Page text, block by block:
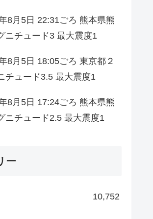
8月5日 22:31ごろ 熊本県熊
ニチュード3 最大震度1
8月5日 18:05ごろ 東京都２
チュード3.5 最大震度1
8月5日 17:24ごろ 熊本県熊
ニチュード2.5 最大震度1
ー
10,752